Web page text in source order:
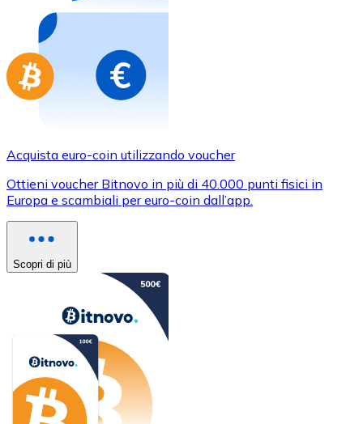
Acquista gift card dei tuoi marchi preferiti con
Vai al negozio di carte regalo
Acquista euro-coin utilizzando voucher
Ottieni voucher Bitnovo in più di 40.000 punti fisici in
Europa e scambiali per euro-coin dall’app.
Scopri di più